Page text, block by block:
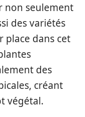
non seulement
des variétés
place dans cet
des
créant
végétal.